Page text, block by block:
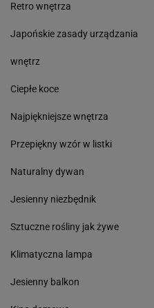
Retro wnętrza
Japońskie zasady urządzania
wnętrz
Ciepłe koce
Najpiękniejsze wnętrza
Przepiękny wzór w listki
Naturalny dywan
Jesienny niezbędnik
Sztuczne rośliny jak żywe
Klimatyczna lampa
Jesienny balkon